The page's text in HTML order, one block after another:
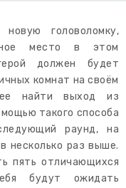
головоломку,
место в этом
должен будет
комнат на своём
найти выход из
такого способа
раунд, на
несколько раз выше.
пять отличающихся
будут ожидать